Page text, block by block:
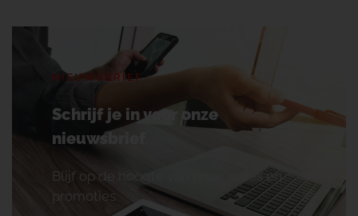
NIEUWSBRIEF
Schrijf je in voor onze
nieuwsbrief
Blijf op de hoogte van onze acties en
promoties.